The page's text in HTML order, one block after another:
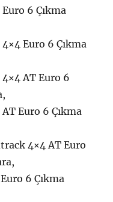
6 Çıkma
Euro 6 Çıkma
AT Euro 6
Euro 6 Çıkma
4×4 AT Euro
6 Çıkma